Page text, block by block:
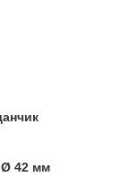
Ø 42 мм